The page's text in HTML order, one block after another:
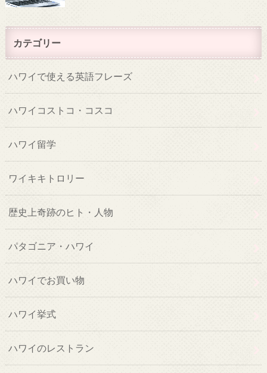
カテゴリー
ハワイで使える英語フレーズ
ハワイコストコ・コスコ
ハワイ留学
ワイキキトロリー
歴史上奇跡のヒト・人物
パタゴニア・ハワイ
ハワイでお買い物
ハワイ挙式
ハワイのレストラン